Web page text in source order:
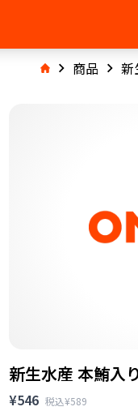
商品 新
新生水産 本鮪入
¥546 税込¥589